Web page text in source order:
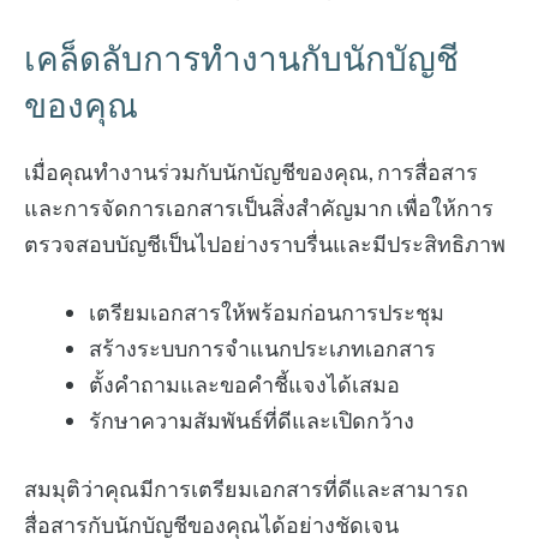
เคล็ดลับการทำงานกับนักบัญชี
ของคุณ
เมื่อคุณทำงานร่วมกับนักบัญชีของคุณ, การสื่อสาร
และการจัดการเอกสารเป็นสิ่งสำคัญมาก เพื่อให้การ
ตรวจสอบบัญชีเป็นไปอย่างราบรื่นและมีประสิทธิภาพ
เตรียมเอกสารให้พร้อมก่อนการประชุม
สร้างระบบการจำแนกประเภทเอกสาร
ตั้งคำถามและขอคำชี้แจงได้เสมอ
รักษาความสัมพันธ์ที่ดีและเปิดกว้าง
สมมุติว่าคุณมีการเตรียมเอกสารที่ดีและสามารถ
สื่อสารกับนักบัญชีของคุณได้อย่างชัดเจน